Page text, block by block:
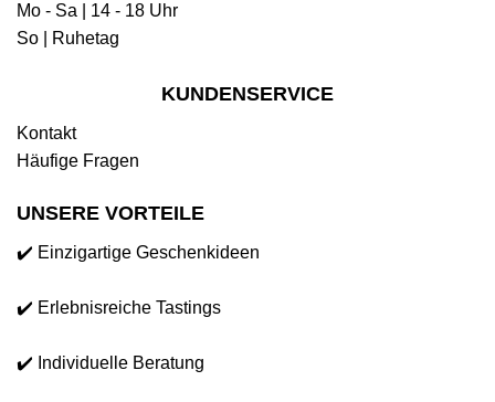
Mo - Sa | 14 - 18 Uhr
So | Ruhetag
KUNDENSERVICE
Kontakt
Häufige Fragen
UNSERE VORTEILE
✔️ Einzigartige Geschenkideen
✔️ Erlebnisreiche Tastings
✔️ Individuelle Beratung